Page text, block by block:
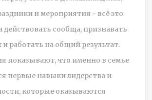
и мероприятия - всё это
действовать сообща, признавать
и работать на общий результат.
показывают, что именно в семье
первые навыки лидерства и
которые оказываются